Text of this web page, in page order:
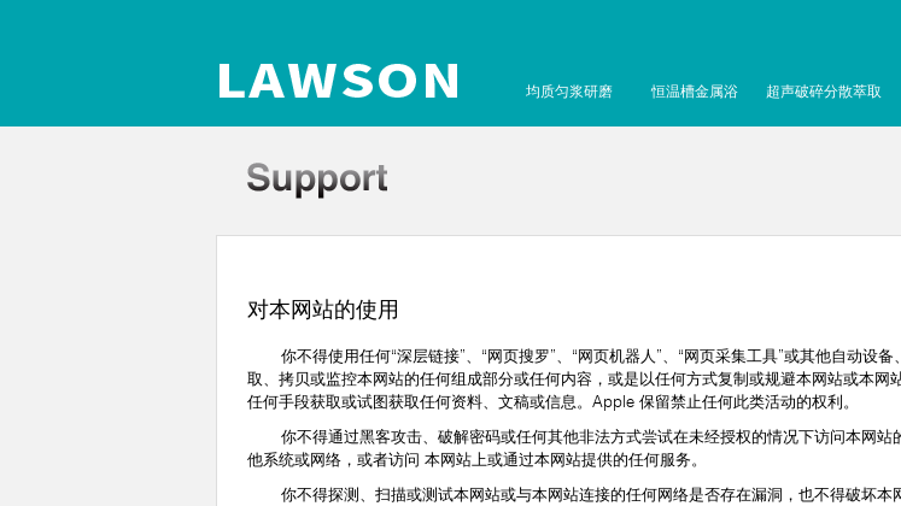
均质匀浆研磨 恒温槽金属浴 超声破碎分散萃取
对本网站的使用
你不得使用任何“深层链接”、“网页搜罗”、“网页机器人”、“网页采集工具”或其他自动设
取、拷贝或监控本网站的任何组成部分或任何内容，或是以任何方式复制或规避本网站或本
任何手段获取或试图获取任何资料、文稿或信息。Apple 保留禁止任何此类活动的权利。
你不得通过黑客攻击、破解密码或任何其他非法方式尝试在未经授权的情况下访问本网站
他系统或网络，或者访问 本网站上或通过本网站提供的任何服务。
你不得探测、扫描或测试本网站或与本网站连接的任何网络是否存在漏洞，也不得破坏本